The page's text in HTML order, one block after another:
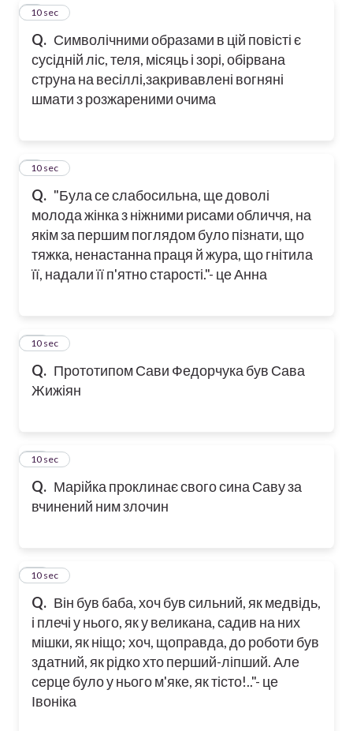
Q. Символічними образами в цій повісті є
сусідній ліс, теля, місяць і зорі, обірвана
струна на весіллі,закривавлені вогняні
шмати з розжареними очима
810 sec
Q. "Була се слабосильна, ще доволі
молода жінка з ніжними рисами обличчя, на
якім за першим поглядом було пізнати, що
тяжка, ненастанна праця й жура, що гнітила
її, надали її п'ятно старості."- це Анна
910 sec
Q. Прототипом Сави Федорчука був Сава
Жижіян
10
10 sec
Q. Марійка проклинає свого сина Саву за
вчинений ним злочин
11
10 sec
Q. Він був баба, хоч був сильний, як медвідь,
і плечі у нього, як у великана, садив на них
мішки, як ніщо; хоч, щоправда, до роботи був
здатний, як рідко хто перший-ліпший. Але
серце було у нього м'яке, як тісто!.."- це
Івоніка
12
10 sec